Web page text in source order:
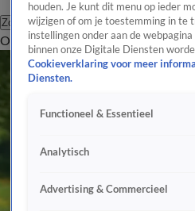
Zoeken
OverzichtEntertainment
houden. Je kunt dit menu op ieder
wijzigen of om je toestemming in te
instellingen onder aan de
binnen onze Digitale Diensten
Cookieverklaring voor meer
Diensten.
Functioneel & Essentieel
Analytisch
Advertising & Commercieel